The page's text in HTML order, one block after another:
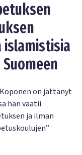
islamistisia
on jättänyt
hän vaatii
ja ilman